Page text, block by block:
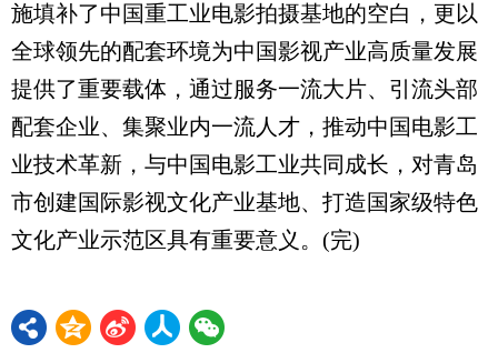
施填补了中国重工业电影拍摄基地的空白，更以
全球领先的配套环境为中国影视产业高质量发展
提供了重要载体，通过服务一流大片、引流头部
配套企业、集聚业内一流人才，推动中国电影工
业技术革新，与中国电影工业共同成长，对青岛
市创建国际影视文化产业基地、打造国家级特色
文化产业示范区具有重要意义。(完)